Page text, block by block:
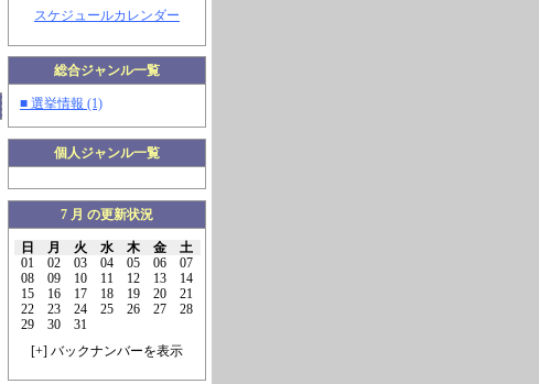
スケジュールカレンダー
総合ジャンル一覧
■ 選挙情報 (1)
個人ジャンル一覧
7 月 の更新状況
日 月 火 水 木 金
土
01
02 03 04 05 06
07
08
09 10 11 12 13
14
15
16 17 18 19 20
21
22
23 24 25 26 27
28
29
30
31
[+] バックナンバーを表示